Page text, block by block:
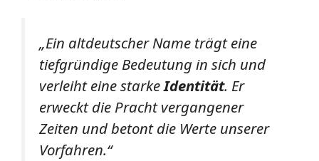
„Ein altdeutscher Name trägt eine
tiefgründige Bedeutung in sich und
verleiht eine starkeIdentität. Er
erweckt die Pracht vergangener
Zeiten und betont die Werte unserer
Vorfahren.“